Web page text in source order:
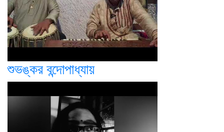
শুভঙ্কর বন্দোপাধ্যায়